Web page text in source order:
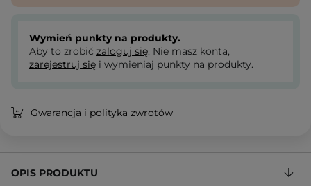
Wymień punkty na produkty.
Aby to zrobić zaloguj się. Nie masz konta,
zarejestruj się i wymieniaj punkty na produkty.
Gwarancja i polityka zwrotów
OPIS PRODUKTU